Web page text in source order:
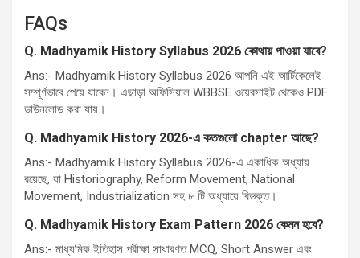
FAQs
Q. Madhyamik History Syllabus 2026 কোথায় পাওয়া যাবে?
Ans:- Madhyamik History Syllabus 2026 আপনি এই আর্টিকেলেই
সম্পূর্ণভাবে পেয়ে যাবেন। এছাড়া অফিসিয়াল WBBSE ওয়েবসাইট থেকেও PDF
ডাউনলোড করা যায়।
Q. Madhyamik History 2026-এ কতগুলো chapter আছে?
Ans:- Madhyamik History Syllabus 2026-এ একাধিক অধ্যায়
রয়েছে, যা Historiography, Reform Movement, National
Movement, Industrialization সহ ৮ টি অধ্যায়ে বিভক্ত।
Q. Madhyamik History Exam Pattern 2026 কেমন হবে?
Ans:- মাধ্যমিক ইতিহাস পরীক্ষা সাধারণত MCQ, Short Answer এবং